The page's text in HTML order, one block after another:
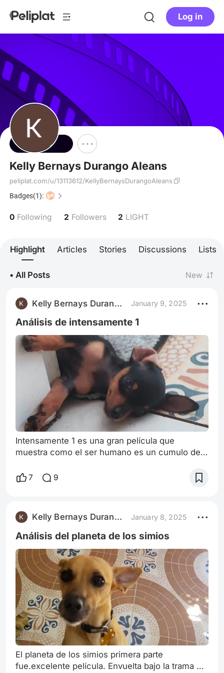
Log in
Follow
Kelly Bernays Durango Aleans
peliplat.com/u/13113612/KellyBernaysDurangoAleans
Badges(1):
0 Following 2 Followers 2 LIGHT
Highlight Articles Stories Discussions Lists
• All Posts New
Kelly Bernays Durango Aleans January 9, 2025
Análisis de intensamente 1
Intensamente 1 es una gran película que
muestra como el ser humano es un cumulo de
nada. Desde que nacemos nuestra mente está
alrededor y lo manifiesta a través de las
diferentes emociones. En nuestras etapas como
bebé, niño, adolescente, adulto y persona
mayor, expresa
7 9
Kelly Bernays Durango Aleans January 8, 2025
Análisis del planeta de los simios
El planeta de los simios primera parte
fue.excelente película. Envuelta bajo la trama de